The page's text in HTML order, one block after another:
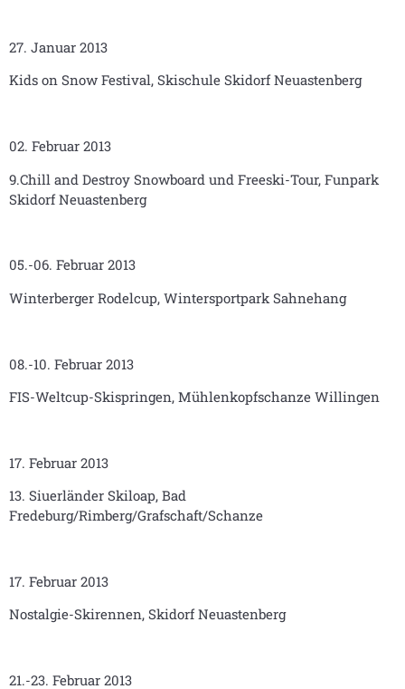
27. Januar 2013
Kids on Snow Festival, Skischule Skidorf Neuastenberg
02. Februar 2013
9.Chill and Destroy Snowboard und Freeski-Tour, Funpark
Skidorf Neuastenberg
05.-06. Februar 2013
Winterberger Rodelcup, Wintersportpark Sahnehang
08.-10. Februar 2013
FIS-Weltcup-Skispringen, Mühlenkopfschanze Willingen
17. Februar 2013
13. Siuerländer Skiloap, Bad
Fredeburg/Rimberg/Grafschaft/Schanze
17. Februar 2013
Nostalgie-Skirennen, Skidorf Neuastenberg
21.-23. Februar 2013